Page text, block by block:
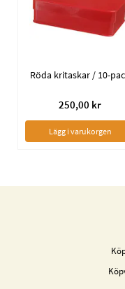
Röda kritaskar / 10-
250,00 kr
Lägg i varukorgen